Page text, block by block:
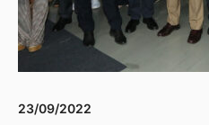
23/09/2022